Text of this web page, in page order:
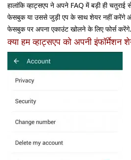
हालांकि व्हाट्सएप ने अपने FAQ में बड़ी ही चतुराई
फेसबुक या उससे जुड़ी एप के साथ शेयर नहीं करेंगे
फेसबुक पर अपना एकाउंट खोलने के लिए फोर्स करेंगे.
क्या हम व्हाट्सएप को अपनी